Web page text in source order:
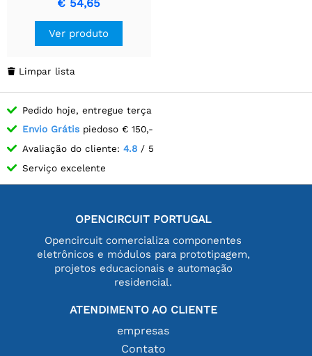
€ 54,65
Ver produto
 Limpar lista
Pedido hoje, entregue terça
Envio Grátis piedoso € 150,-
Avaliação do cliente: 4.8 / 5
Serviço excelente
OPENCIRCUIT PORTUGAL
Opencircuit comercializa componentes
eletrônicos e módulos para prototipagem,
projetos educacionais e automação
residencial.
ATENDIMENTO AO CLIENTE
empresas
Contato